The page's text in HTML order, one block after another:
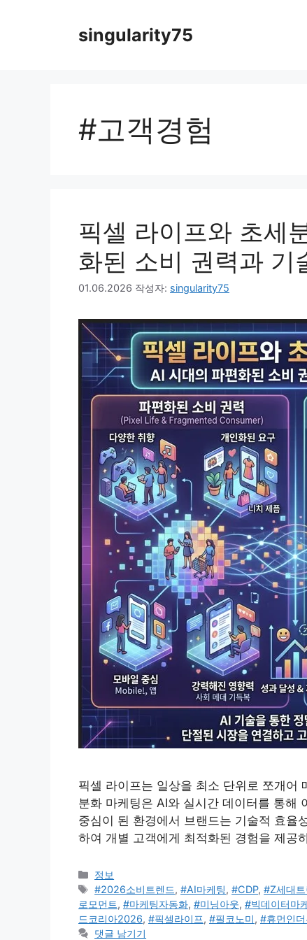
singularity75
#고객경험
픽셀 라이프와 초세
화된 소비 권력과 기
01.06.2026 작성자: singularity75
픽셀 라이프는 일상을 최소 단위로 쪼개어
분화 마케팅은 AI와 실시간 데이터를 통해
중심이 된 환경에서 브랜드는 기술적 효율
하여 개별 고객에게 최적화된 경험을 제공
카
테
고
리
정보
태
그
#2026소비트렌드,#AI마케팅,#CDP,#Z세대트
로모먼트, #마케팅자동화, #미닝아웃, #빅데이터마
드코리아2026, #픽셀라이프, #필코노미, #휴먼인더
댓글 남기기